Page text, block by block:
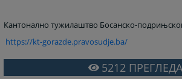
Кантонално тужилаштво Босанско-
https://kt-gorazde.pravosudje.ba/
5212 ПРЕГЛЕДА